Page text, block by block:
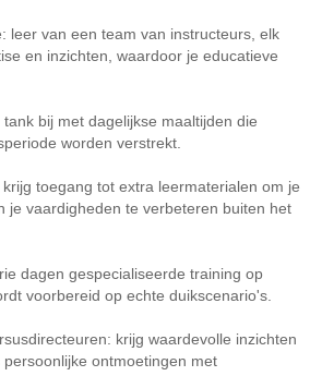
leer van een team van instructeurs, elk
en inzichten, waardoor je educatieve
bij met dagelijkse maaltijden die
worden verstrekt.
toegang tot extra leermaterialen om je
je vaardigheden te verbeteren buiten het
dagen gespecialiseerde training op
voorbereid op echte duikscenario's.
krijg waardevolle inzichten
ontmoetingen met